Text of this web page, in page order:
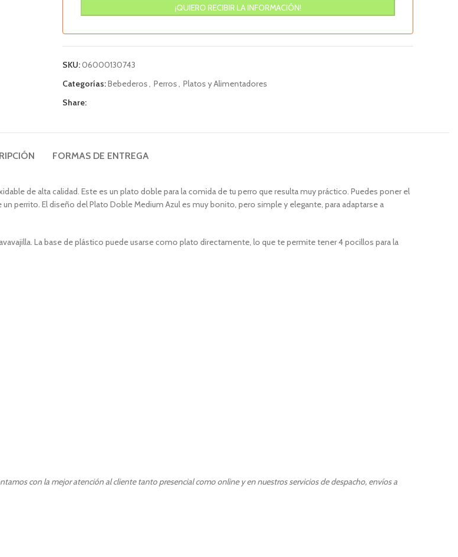
SKU:06000130743
Categorías:Bebederos, Perros, Platos y Alimentadores
Share:
FORMAS DE ENTREGA
de alta calidad. Este es un plato doble para la comida de tu perro que resulta muy práctico. Puedes poner el
perrito. El diseño del Plato Doble Medium Azul es muy bonito, pero simple y elegante, para adaptarse a
La base de plástico puede usarse como plato directamente, lo que te permite tener 4 pocillos para la
con la mejor atención al cliente tanto presencial como online y en nuestros servicios de despacho, envíos a